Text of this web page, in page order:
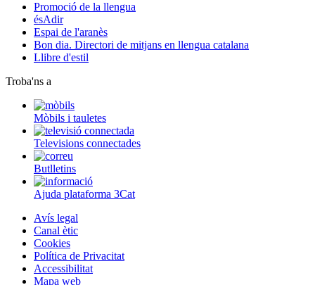
Promoció de la llengua
ésAdir
Espai de l'aranès
Bon dia. Directori de mitjans en llengua catalana
Llibre d'estil
Troba'ns a
Mòbils i tauletes
Televisions connectades
Butlletins
Ajuda plataforma 3Cat
Avís legal
Canal ètic
Cookies
Política de Privacitat
Accessibilitat
Mapa web